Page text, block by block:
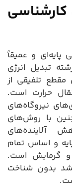
کارشناسی
پایه‌ای و عمیقاً
تبدیل انرژی
تلفیقی از
حرارت است.
نیروگاه‌های
با روش‌های
آلاینده‌های
و اساس تمام
گرمایش است.
بدون شناخت